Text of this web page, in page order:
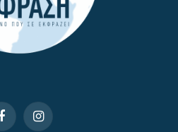
FacebookInstagram